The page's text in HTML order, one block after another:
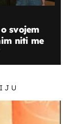
svojem
niti me